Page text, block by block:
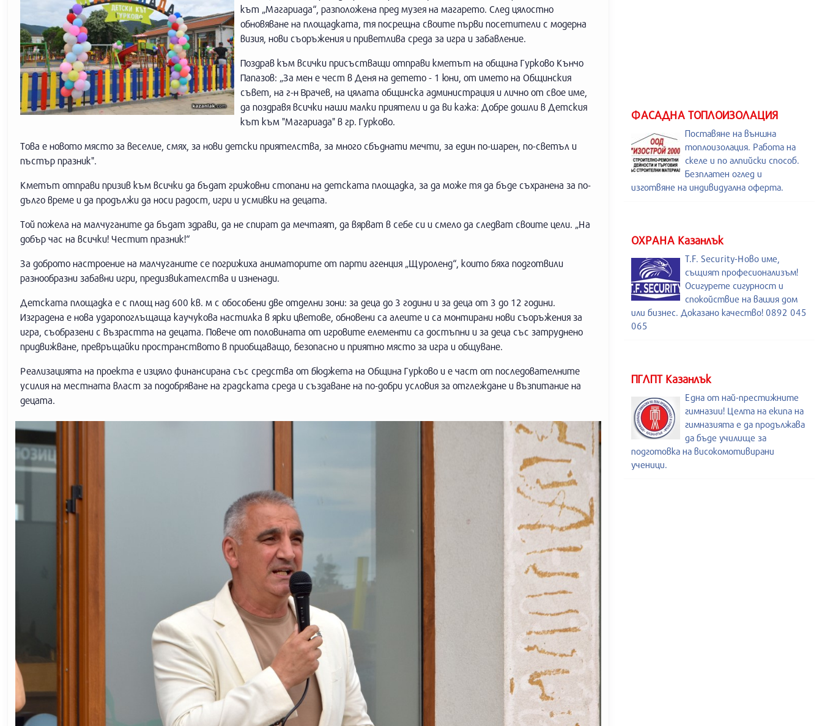
кът „Магариада“, разположена пред музея на магарето. След цялостно
обновяване на площадката, тя посрещна своите първи посетители с модерна
визия, нови съоръжения и приветлива среда за игра и забавление.
Поздрав към всички присъстващи отправи кметът на община Гурково Кънчо
Папазов: „За мен е чест в Деня на детето - 1 юни, от името на Общинския
съвет, на г-н Врачев, на цялата общинска администрация и лично от свое име,
да поздравя всички наши малки приятели и да ви кажа: Добре дошли в Детския
кът към "Магариада" в гр. Гурково.
Това е новото място за веселие, смях, за нови детски приятелства, за много сбъднати мечти, за един по-шарен, по-светъл и
пъстър празник".
Кметът отправи призив към всички да бъдат грижовни стопани на детската площадка, за да може тя да бъде съхранена за по-
дълго време и да продължи да носи радост, игри и усмивки на децата.
Той пожела на малчуганите да бъдат здрави, да не спират да мечтаят, да вярват в себе си и смело да следват своите цели. „На
добър час на всички! Честит празник!“
За доброто настроение на малчуганите се погрижиха аниматорите от парти агенция „Щуроленд“, които бяха подготвили
разнообразни забавни игри, предизвикателства и изненади.
Детската площадка е с площ над 600 кв. м с обособени две отделни зони: за деца до 3 години и за деца от 3 до 12 години.
Изградена е нова ударопоглъщаща каучукова настилка в ярки цветове, обновени са алеите и са монтирани нови съоръжения за
игра, съобразени с възрастта на децата. Повече от половината от игровите елементи са достъпни и за деца със затруднено
придвижване, превръщайки пространството в приобщаващо, безопасно и приятно място за игра и общуване.
Реализацията на проекта е изцяло финансирана със средства от бюджета на Община Гурково и е част от последователните
усилия на местната власт за подобряване на градската среда и създаване на по-добри условия за отглеждане и възпитание на
децата.
ФАСАДНА ТОПЛОИЗОЛАЦИЯ
Поставяне на външна
топлоизолация. Работа на
скеле и по алпийски способ.
Безплатен оглед и
изготвяне на индивидуална оферта.
ОХРАНА Казанлък
T.F. Security-Ново име,
същият професионализъм!
Осигурете сигурност и
спокойствие на вашия дом
или бизнес. Доказано качество! 0892 045
065
ПГЛПТ Казанлък
Една от най-престижните
гимназии! Целта на екипа на
гимназията е да продължава
да бъде училище за
подготовка на високомотивирани
ученици.